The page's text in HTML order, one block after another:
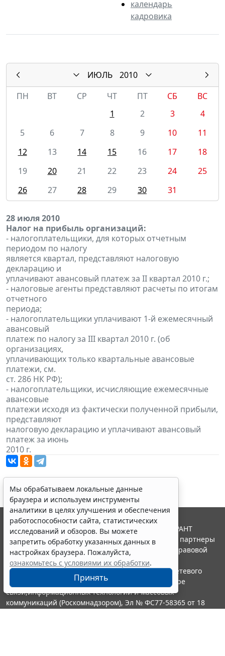
календарь
кадровика
ИЮЛЬ
2010
ПН
ВТ СР ЧТ ПТ СБ
ВС
1
2 3
4
5
6 7 8 9 10
11
12
13 14 15 16 17
18
19
20 21 22 23 24
25
26
27 28 29 30 31
28 июля 2010
Налог на прибыль организаций:
- налогоплательщики, для которых отчетным
периодом по налогу
является квартал, представляют налоговую
декларацию и
уплачивают авансовый платеж за II квартал 2010 г.;
- налоговые агенты представляют расчеты по итогам
отчетного
периода;
- налогоплательщики уплачивают 1-й ежемесячный
авансовый
платеж по налогу за III квартал 2010 г. (об
организациях,
уплачивающих только квартальные авансовые
платежи, см.
ст. 286 НК РФ);
- налогоплательщики, исчисляющие ежемесячные
авансовые
платежи исходя из фактически полученной прибыли,
представляют
налоговую декларацию и уплачивают авансовый
платеж за июнь
2010 г.
Мы обрабатываем локальные данные
браузера и используем инструменты
аналитики в целях улучшения и обеспечения
работоспособности сайта, статистических
исследований и обзоров. Вы можете
запретить обработку указанных данных в
настройках браузера. Пожалуйста,
ознакомьтесь с условиями их обработки.
Принять
© ООО "НПП "ГАРАНТ-СЕРВИС", 2026. Система ГАРАНТ
выпускается с 1990 года. Компания "Гарант" и ее партнеры
являются участниками Российской ассоциации правовой
информации ГАРАНТ.
Портал ГАРАНТ.РУ зарегистрирован в качестве сетевого
издания Федеральной службой по надзору в сфере
связи,информационных технологий и массовых
коммуникаций (Роскомнадзором), Эл № ФС77-58365 от 18